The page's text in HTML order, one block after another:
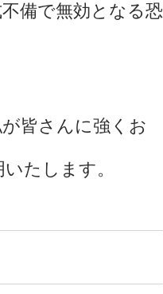
備で無効となる恐
皆さんに強くお
たします。